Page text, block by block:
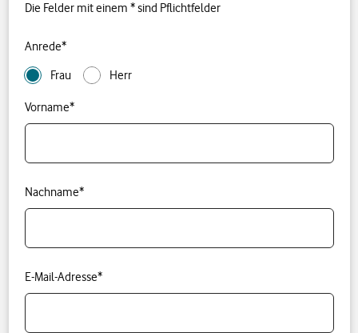
Die Felder mit einem *sind Pflichtfelder
Anrede*
Frau
Herr
Vorname*
Nachname*
E-Mail-Adresse*